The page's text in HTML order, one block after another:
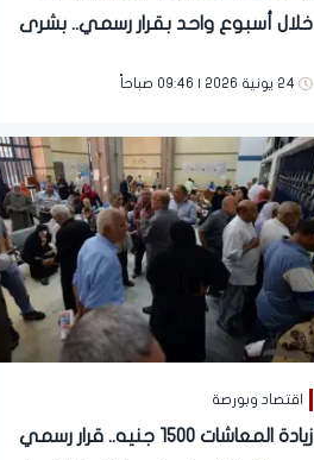
خلال أسبوع واحد بقرار رسمي.. بشرى
24 يونية 2026 | 09:46 صباحاً
اقتصاد وبورصة
زيادة المعاشات 1500 جنيه.. قرار رسمي